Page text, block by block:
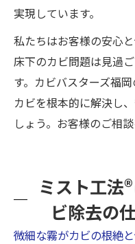
実現しています。
私たちはお客様の安心
床下のカビ問題は見過
す。カビバスターズ福
カビを根本的に解決し
しょう。お客様のご相
ミスト工法
ビ除去の
微細な霧がカビの根絶